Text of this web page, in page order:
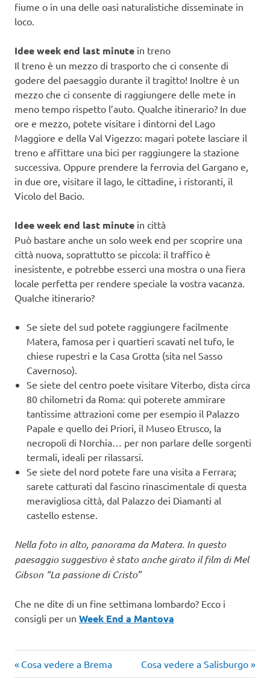
fiume o in una delle oasi naturalistiche disseminate in
loco.
Idee week end last minute in treno
Il treno è un mezzo di trasporto che ci consente di
godere del paesaggio durante il tragitto! Inoltre è un
mezzo che ci consente di raggiungere delle mete in
meno tempo rispetto l’auto. Qualche itinerario? In due
ore e mezzo, potete visitare i dintorni del Lago
Maggiore e della Val Vigezzo: magari potete lasciare il
treno e affittare una bici per raggiungere la stazione
successiva. Oppure prendere la ferrovia del Gargano e,
in due ore, visitare il lago, le cittadine, i ristoranti, il
Vicolo del Bacio.
Idee week end last minute in città
Può bastare anche un solo week end per scoprire una
città nuova, soprattutto se piccola: il traffico è
inesistente, e potrebbe esserci una mostra o una fiera
locale perfetta per rendere speciale la vostra vacanza.
Qualche itinerario?
Se siete del sud potete raggiungere facilmente
Matera, famosa per i quartieri scavati nel tufo, le
chiese rupestri e la Casa Grotta (sita nel Sasso
Cavernoso).
Se siete del centro poete visitare Viterbo, dista circa
80 chilometri da Roma: qui poterete ammirare
tantissime attrazioni come per esempio il Palazzo
Papale e quello dei Priori, il Museo Etrusco, la
necropoli di Norchia… per non parlare delle sorgenti
termali, ideali per rilassarsi.
Se siete del nord potete fare una visita a Ferrara;
sarete catturati dal fascino rinascimentale di questa
meravigliosa città, dal Palazzo dei Diamanti al
castello estense.
Nella foto in alto, panorama da Matera. In questo
paesaggio suggestivo è stato anche girato il film di Mel
Gibson “La passione di Cristo”
Che ne dite di un fine settimana lombardo? Ecco i
consigli per un Week End a Mantova
Navigazione
Articolo
precedente:
Cosa vedere a Brema
Articolo
successivo:
Cosa vedere a Salisburgo